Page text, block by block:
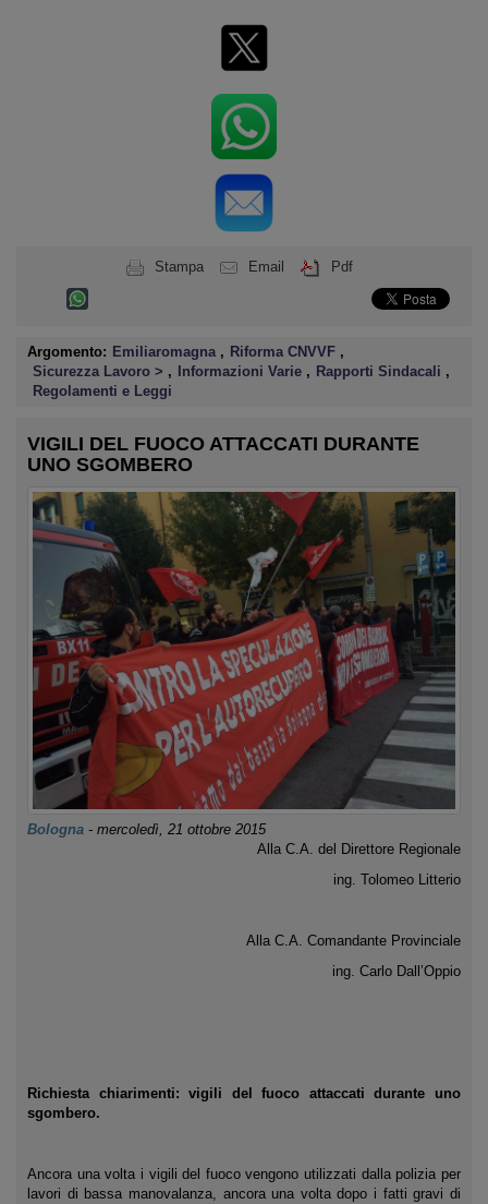
Stampa Email Pdf
Argomento: Emiliaromagna , Riforma CNVVF ,
Sicurezza Lavoro > , Informazioni Varie , Rapporti Sindacali ,
Regolamenti e Leggi
VIGILI DEL FUOCO ATTACCATI DURANTE
UNO SGOMBERO
Bologna - mercoledì, 21 ottobre 2015
Alla C.A. del Direttore Regionale
ing. Tolomeo Litterio
Alla C.A. Comandante Provinciale
ing. Carlo Dall’Oppio
Richiesta chiarimenti: vigili del fuoco attaccati durante uno
sgombero.
Ancora una volta i vigili del fuoco vengono utilizzati dalla polizia per
lavori di bassa manovalanza, ancora una volta dopo i fatti gravi di